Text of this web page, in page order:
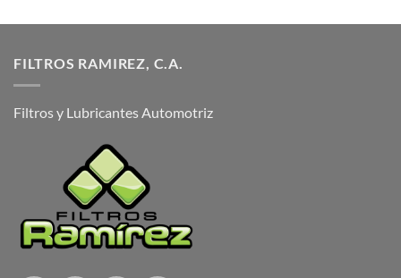
FILTROS RAMIREZ, C.A.
Filtros y Lubricantes Automotriz